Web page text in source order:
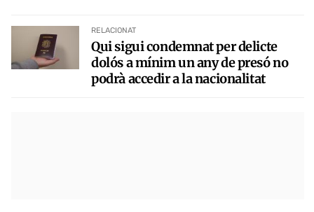
RELACIONAT
Qui sigui condemnat per delicte
dolós a mínim un any de presó no
podrà accedir a la nacionalitat